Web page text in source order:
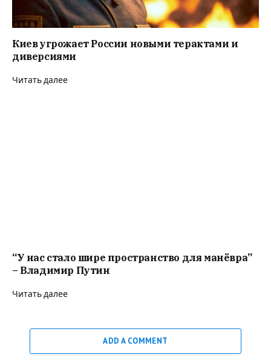
Киев угрожает России новыми терактами и
диверсиями
Читать далее
“У нас стало шире пространство для манёвра”
– Владимир Путин
Читать далее
ADD A COMMENT